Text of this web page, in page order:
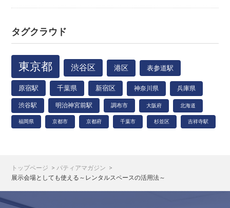
タグクラウド
東京都 渋谷区 港区 表参道駅
原宿駅 千葉県 新宿区 神奈川県 兵庫県
渋谷駅 明治神宮前駅 調布市 大阪府 北海道
福岡県 京都市 京都府 千葉市 杉並区 吉祥寺駅
トップページ
パティアマガジン
展示会場としても使える～レンタルスペースの活用法～